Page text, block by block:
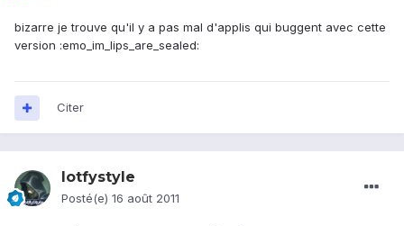
bizarre je trouve qu'il y a pas mal d'applis qui buggent avec cette
version :emo_im_lips_are_sealed:
Citer
lotfystyle
Posté(e) 16 août 2011